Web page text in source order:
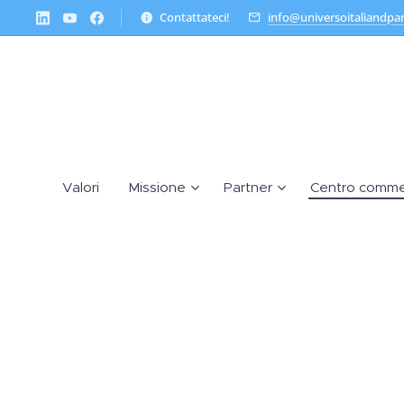
Contattateci!
Valori Missione Partner Centro